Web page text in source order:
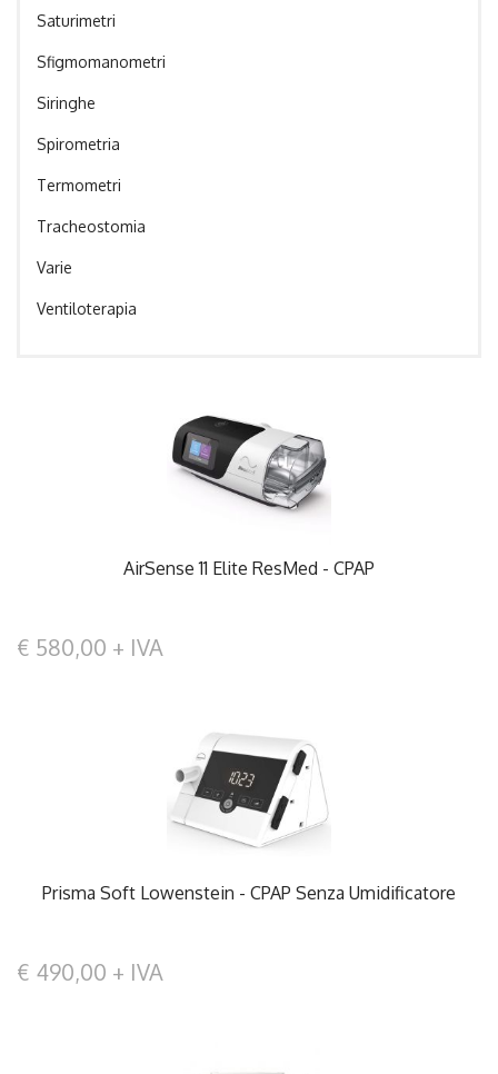
Saturimetri
Sfigmomanometri
Siringhe
Spirometria
Termometri
Tracheostomia
Varie
Ventiloterapia
AirSense 11 Elite ResMed - CPAP
€ 580,00 + IVA
Prisma Soft Lowenstein - CPAP Senza Umidificatore
€ 490,00 + IVA